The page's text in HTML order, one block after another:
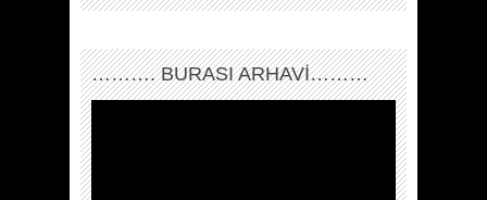
………. BURASI ARHAVİ………